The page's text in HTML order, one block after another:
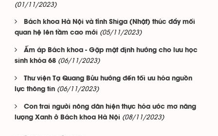
(01/11/2023)
Bách khoa Hà Nội và tỉnh Shiga (Nhật) thúc đẩy mối
quan hệ lên tầm cao mới (05/11/2023)
Ấm áp Bách khoa - Gặp mặt định hướng cho lưu học
sinh khóa 68 (06/11/2023)
Thư viện Tạ Quang Bửu hướng đến tối ưu hóa nguồn
lực thông tin (06/11/2023)
Con trai người nông dân hiện thực hóa ước mơ năng
lượng Xanh ở Bách khoa Hà Nội (08/11/2023)